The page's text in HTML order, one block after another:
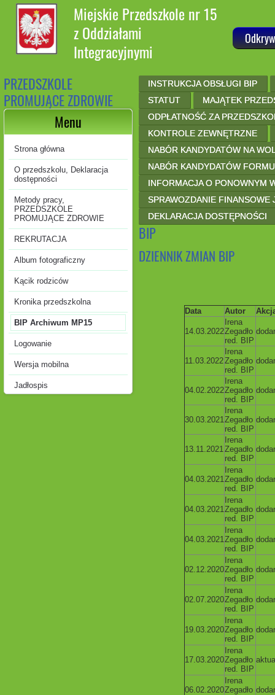
Miejskie Przedszkole nr 15
z Oddziałami
Integracyjnymi
PRZEDSZKOLE
PROMUJĄCE ZDROWIE
Menu
Strona główna
O przedszkolu, Deklaracja
dostępności
Metody pracy,
PRZEDSZKOLE
PROMUJĄCE ZDROWIE
REKRUTACJA
Album fotograficzny
Kącik rodziców
Kronika przedszkolna
BIP Archiwum MP15
Logowanie
Wersja mobilna
Jadłospis
INSTRUKCJA OBSŁUGI BIP
STATUT
MAJĄTEK
ODPŁATNOŚĆ ZA
KONTROLE ZEWNĘTRZNE
NABÓR KANDYDATÓW NA
NABÓR KANDYDATÓW
INFORMACJA O PONOWNYM
SPRAWOZDANIE FINANSOWE
DEKLARACJA DOSTĘPNOŚCI
BIP
DZIENNIK ZMIAN BIP
Data Autor
14.03.2022
Irena
Zegadło
red. BIP
11.03.2022
Irena
Zegadło
red. BIP
04.02.2022
Irena
Zegadło
red. BIP
30.03.2021
Irena
Zegadło
red. BIP
13.11.2021
Irena
Zegadło
red. BIP
04.03.2021
Irena
Zegadło
red. BIP
04.03.2021
Irena
Zegadło
red. BIP
04.03.2021
Irena
Zegadło
red. BIP
02.12.2020
Irena
Zegadło
red. BIP
02.07.2020
Irena
Zegadło
red. BIP
19.03.2020
Irena
Zegadło
red. BIP
17.03.2020
Irena
Zegadło
red. BIP
06.02.2020
Irena
Zegadło